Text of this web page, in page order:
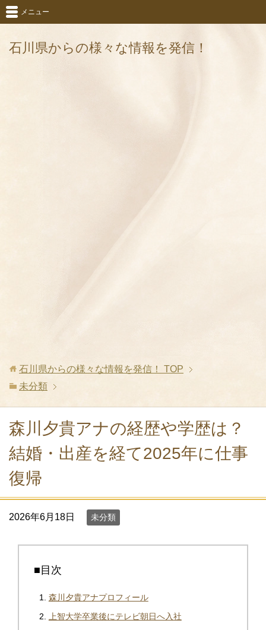
石川県からの様々な情報を発信！
メニュー
石川県からの様々な情報を発信！
TOP
未分類
森川夕貴アナの経歴や学歴は？
結婚・出産を経て2025年に仕事
復帰
2026年6月18日 未分類
■目次
森川夕貴アナプロフィール
上智大学卒業後にテレビ朝日へ入社